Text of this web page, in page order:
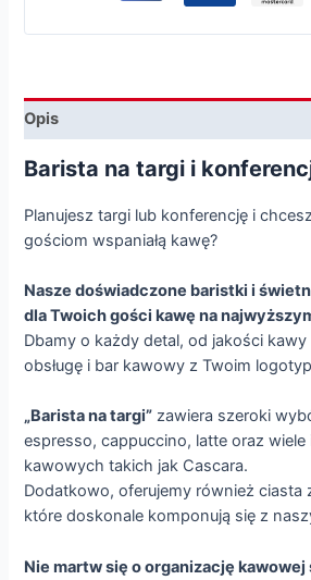
Opis
Barista na targi i
Planujesz targi lub konferencję i
gościom wspaniałą kawę?
Nasze doświadczone baristki i
dla Twoich gości kawę na
Dbamy o każdy detal, od jakości
obsługę i bar kawowy z Twoim
„Barista na targi” zawiera szeroki
espresso, cappuccino, latte oraz
kawowych takich jak Cascara.
Dodatkowo, oferujemy również ciasta
które doskonale komponują się z
Nie martw się o organizację